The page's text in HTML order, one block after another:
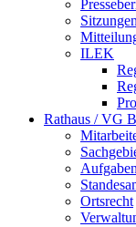
Sitzungen
ILEK
Rathaus / VG
Aufgaben
Ortsrecht